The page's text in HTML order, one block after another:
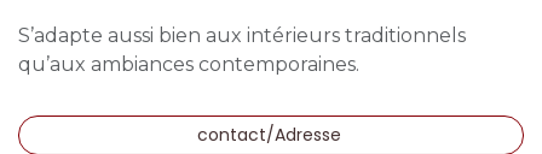
S’adapte aussi bien aux intérieurs traditionnels
qu’aux ambiances contemporaines.
contact/Adresse